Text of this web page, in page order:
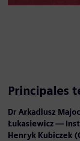
Principales
Dr Arkadiusz
Łukasiewicz —
Henryk Kubiczek